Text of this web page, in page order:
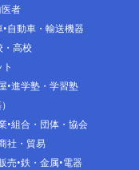
者
自動車・輸送機器
・高校
進学塾・学習塾
組合・団体・協会
社・貿易
売 鉄・金属 電器